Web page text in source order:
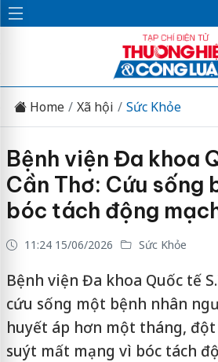
Home Xã hội Sức Khỏe
Bệnh viện Đa khoa
Cần Thơ: Cứu sống
bóc tách động
11:24 15/06/2026 Sức Khỏe
Bệnh viện Đa khoa Quốc tế
cứu sống một bệnh nhân
huyết áp hơn một tháng,
suýt mất mạng vì bóc tách